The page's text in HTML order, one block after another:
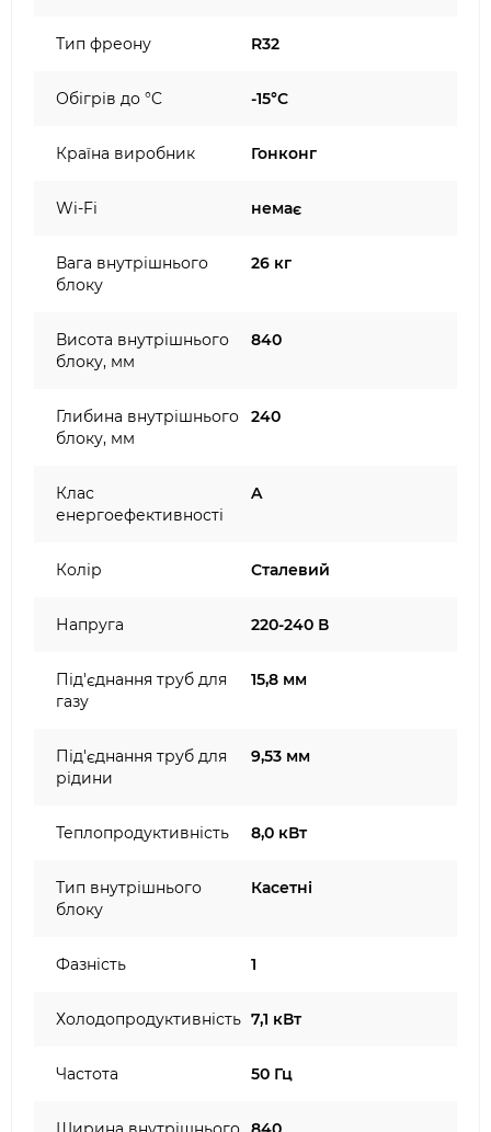
Тип фреону R32
Обігрів до °C -15°C
Країна виробник Гонконг
Wi-Fi немає
Вага внутрішнього
блоку
26 кг
Висота внутрішнього
блоку, мм
840
Глибина внутрішнього
блоку, мм
240
Клас
енергоефективності
A
Колір Сталевий
Напруга 220-240 В
Під'єднання труб для
газу
15,8 мм
Під'єднання труб для
рідини
9,53 мм
Теплопродуктивність 8,0 кВт
Тип внутрішнього
блоку
Касетні
Фазність 1
Холодопродуктивність 7,1 кВт
Частота 50 Гц